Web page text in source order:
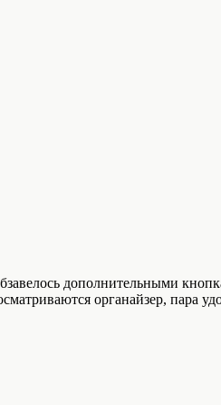
дополнительными
органайзер, пара